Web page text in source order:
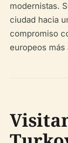
modernistas.
ciudad hacia
compromiso
europeos más